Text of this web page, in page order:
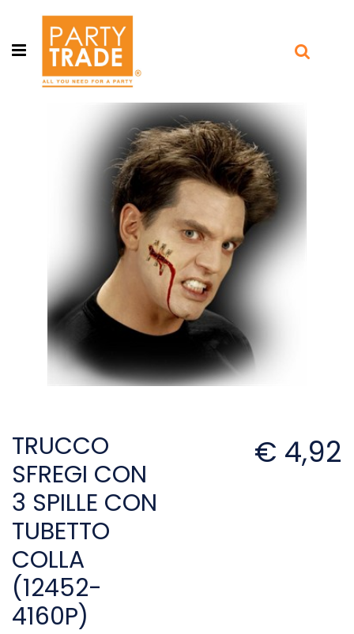
Open menu
TRUCCO
SFREGI CON
3 SPILLE CON
TUBETTO
COLLA
(12452-
4160P)
€ 4,92